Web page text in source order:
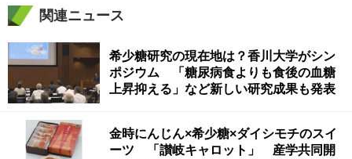
関連ニュース
希少糖研究の現在地は？香川大学がシン
ポジウム 「糖尿病食よりも食後の血糖
上昇抑える」など新しい研究成果も発表
金時にんじん×希少糖×ダイシモチのスイ
ーツ 「讃岐キャロット」 産学共同開